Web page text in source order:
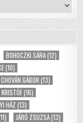
BOHOCZKI SÁRA(12)
(10)
CHOVÁN GÁBOR (13)
(16)
HÁZ(13)
JÁRÓ ZSUZSA(13)